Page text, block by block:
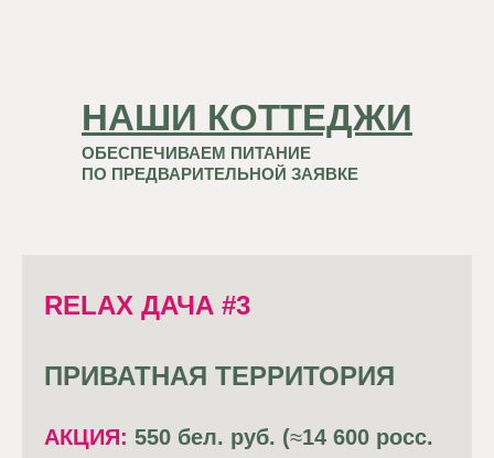
НАШИ КОТТЕДЖИ
ОБЕСПЕЧИВАЕМ ПИТАНИЕ
ПО ПРЕДВАРИТЕЛЬНОЙ ЗАЯВКЕ
RELAX ДАЧА #3
ПРИВАТНАЯ ТЕРРИТОРИЯ
АКЦИЯ: 550 бел. руб. (≈14 600 росс.